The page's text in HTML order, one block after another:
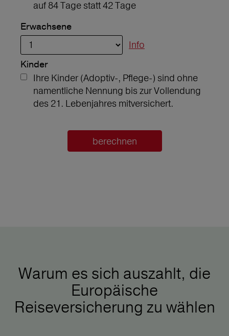
auf 84 Tage statt 42 Tage
Erwachsene
Info
Kinder
Ihre Kinder (Adoptiv-, Pflege-) sind ohne
namentliche Nennung bis zur Vollendung
des 21. Lebenjahres mitversichert.
berechnen
Warum es sich auszahlt, die
Europäische
Reiseversicherung zu wählen